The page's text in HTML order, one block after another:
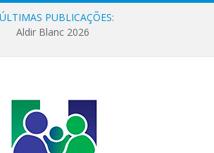
ÚLTIMAS PUBLICAÇÕES:
Aldir Blanc 2026